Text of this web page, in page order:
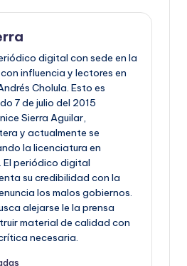
digital con sede en la
influencia y lectores en
Cholula. Esto es
7 de julio del 2015
Sierra Aguilar,
y actualmente se
la licenciatura en
periódico digital
su credibilidad con la
los malos gobiernos.
alejarse le la prensa
material de calidad con
necesaria.